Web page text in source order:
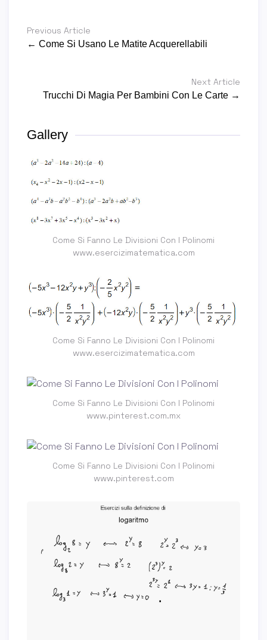
Previous Article
← Come Si Usano Le Matite Acquerellabili
Next Article
Trucchi Di Magia Per Bambini Con Le Carte →
Gallery
Come Si Fanno Le Divisioni Con I Polinomi
www.esercizimatematica.com
Come Si Fanno Le Divisioni Con I Polinomi
www.esercizimatematica.com
Come Si Fanno Le Divisioni Con I Polinomi
www.pinterest.com.mx
Come Si Fanno Le Divisioni Con I Polinomi
www.pinterest.com